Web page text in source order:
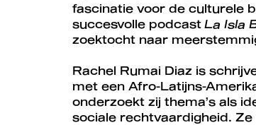
fascinatie voor de culturele
succesvolle podcastLa Isla
zoektocht naar
Rachel Rumai Diaz is
met een Afro-Latijns-
onderzoekt zij thema’s als
sociale rechtvaardigheid.